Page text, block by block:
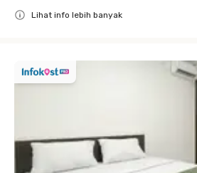
Lihat info lebih banyak